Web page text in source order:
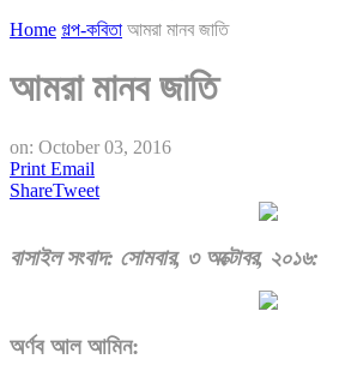
Home গল্প-কবিতা আমরা মানব জাতি
আমরা মানব জাতি
on: October 03, 2016
Print Email
ShareTweet
বাসাইল সংবাদ: সোমবার, ৩ অক্টোবর, ২০১৬:
অর্ণব আল আমিন: